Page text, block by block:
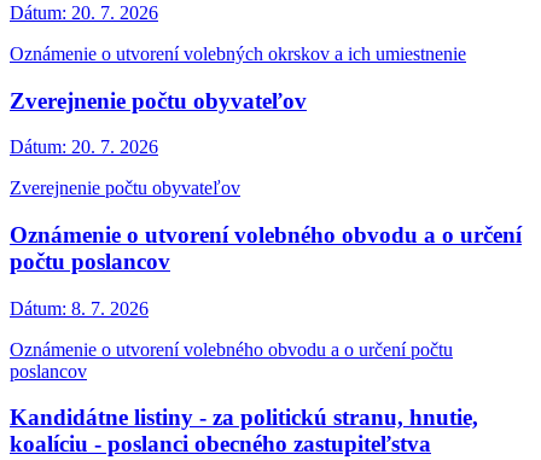
Dátum: 20. 7. 2026
Oznámenie o utvorení volebných okrskov a ich umiestnenie
Zverejnenie počtu obyvateľov
Dátum: 20. 7. 2026
Zverejnenie počtu obyvateľov
Oznámenie o utvorení volebného obvodu a o určení
počtu poslancov
Dátum: 8. 7. 2026
Oznámenie o utvorení volebného obvodu a o určení počtu
poslancov
Kandidátne listiny - za politickú stranu, hnutie,
koalíciu - poslanci obecného zastupiteľstva